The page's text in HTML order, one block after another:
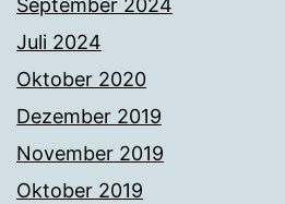
September 2024
Juli 2024
Oktober 2020
Dezember 2019
November 2019
Oktober 2019